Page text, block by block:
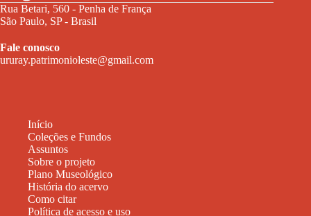
Rua Betari, 560 - Penha de França
São Paulo, SP - Brasil
Fale conosco
ururay.patrimonioleste@gmail.com
Início
Coleções e Fundos
Assuntos
Sobre o projeto
Plano Museológico
História do acervo
Como citar
Política de acesso e uso